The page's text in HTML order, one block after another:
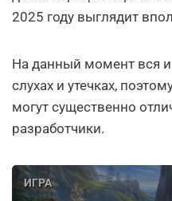
2025 году выглядит
На данный момент вся
слухах и утечках,
могут существенно
разработчики.
ИГРА